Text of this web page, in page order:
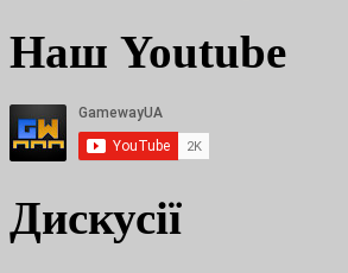
Наш Youtube
Дискусії